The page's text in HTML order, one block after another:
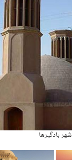
شهر بادگیرها